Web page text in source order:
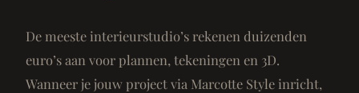
De meeste interieurstudio’s rekenen duizenden
euro’s aan voor plannen, tekeningen en 3D.
Wanneer je jouw project via Marcotte Style inricht,